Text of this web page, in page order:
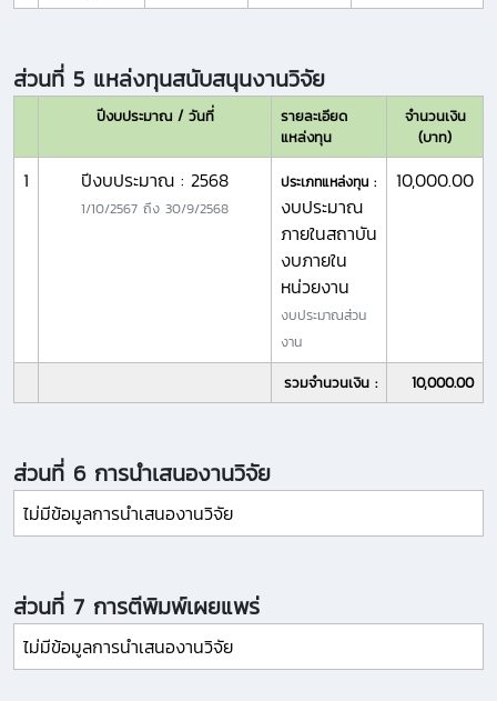
ส่วนที่ 5 แหล่งทุนสนับสนุนงานวิจัย
ปีงบประมาณ / วันที่
รายละเอียด
แหล่งทุน
จำนวนเงิน
(บาท)
1 ปีงบประมาณ : 2568
1/10/2567 ถึง 30/9/2568
ประเภทแหล่งทุน :
งบประมาณ
ภายในสถาบัน
งบภายใน
หน่วยงาน
งบประมาณส่วน
งาน
10,000.00
รวมจำนวนเงิน : 10,000.00
ส่วนที่ 6 การนำเสนองานวิจัย
ไม่มีข้อมูลการนำเสนองานวิจัย
ส่วนที่ 7 การตีพิมพ์เผยแพร่
ไม่มีข้อมูลการนำเสนองานวิจัย